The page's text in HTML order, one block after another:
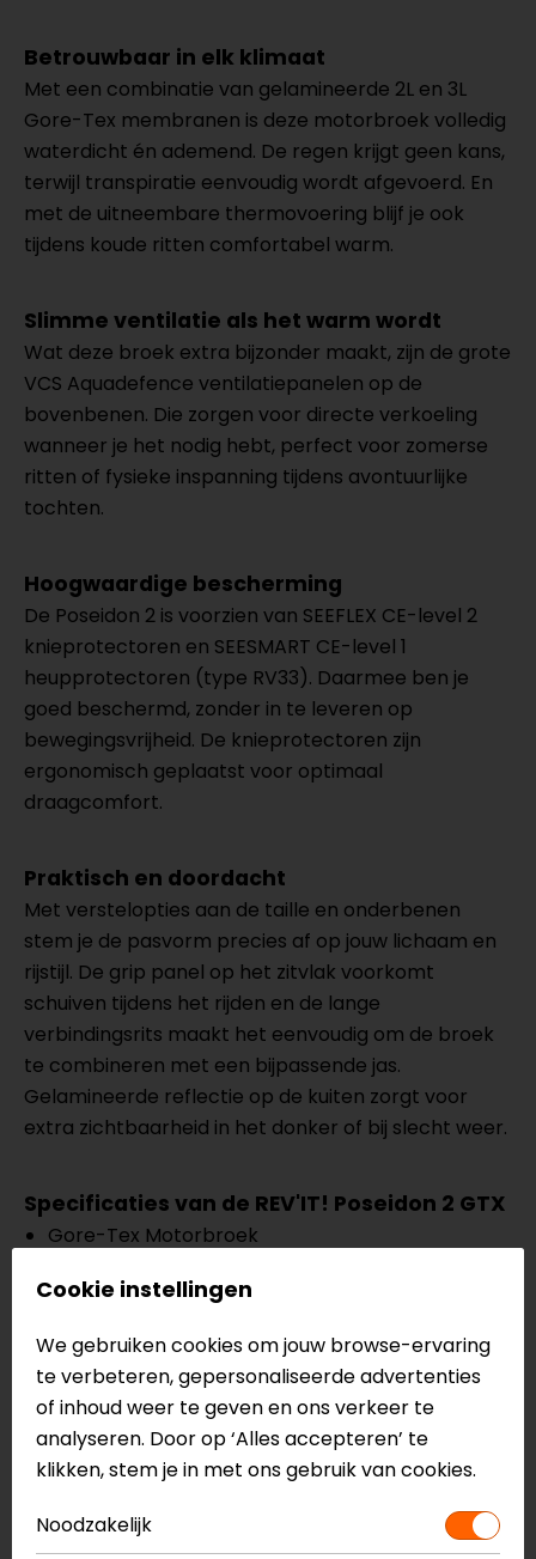
Betrouwbaar in elk klimaat
Met een combinatie van gelamineerde 2L en 3L
Gore-Tex membranen is deze motorbroek volledig
waterdicht én ademend. De regen krijgt geen kans,
terwijl transpiratie eenvoudig wordt afgevoerd. En
met de uitneembare thermovoering blijf je ook
tijdens koude ritten comfortabel warm.
Slimme ventilatie als het warm wordt
Wat deze broek extra bijzonder maakt, zijn de grote
VCS Aquadefence ventilatiepanelen op de
bovenbenen. Die zorgen voor directe verkoeling
wanneer je het nodig hebt, perfect voor zomerse
ritten of fysieke inspanning tijdens avontuurlijke
tochten.
Hoogwaardige bescherming
De Poseidon 2 is voorzien van SEEFLEX CE-level 2
knieprotectoren en SEESMART CE-level 1
heupprotectoren (type RV33). Daarmee ben je
goed beschermd, zonder in te leveren op
bewegingsvrijheid. De knieprotectoren zijn
ergonomisch geplaatst voor optimaal
draagcomfort.
Praktisch en doordacht
Met verstelopties aan de taille en onderbenen
stem je de pasvorm precies af op jouw lichaam en
rijstijl. De grip panel op het zitvlak voorkomt
schuiven tijdens het rijden en de lange
verbindingsrits maakt het eenvoudig om de broek
te combineren met een bijpassende jas.
Gelamineerde reflectie op de kuiten zorgt voor
extra zichtbaarheid in het donker of bij slecht weer.
Specificaties van de REV'IT! Poseidon 2 GTX
Gore-Tex Motorbroek
SEEFLEX CE-level 2 knieprotectoren
Gelamineerd 2L en 3L Gore-tex membraan
Uitneembare thermo binnenvoering
Grote VCS Aquadefence ventilatie op
bovenbenen
Gelamineerde reflectie aan kuiten
Verstelbaar aan taille en onderbeen
Lange verbindingsrits
Cookie instellingen
We gebruiken cookies om jouw browse-ervaring
te verbeteren, gepersonaliseerde advertenties
of inhoud weer te geven en ons verkeer te
analyseren. Door op ‘Alles accepteren’ te
klikken, stem je in met ons gebruik van cookies.
Noodzakelijk